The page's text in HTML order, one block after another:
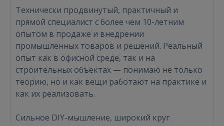
Технически продвинутый, практичный и
прямой специалист с более чем 10-летним
опытом в продаже и внедрении
промышленных товаров и решений. Реальный
опыт как в офисной среде, так и на
строительных объектах — понимаю не только
теорию, но и как вещи работают на практике и
как их реализовать.
Сильное DIY-мышление, широкий круг